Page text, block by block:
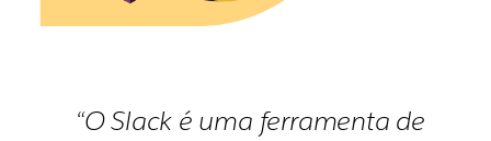
“O Slack é uma ferramenta de